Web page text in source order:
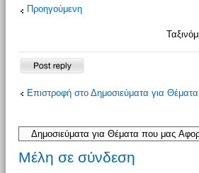
Προηγούμενη
Δημιουργία
απάντησης
Επιστροφή στο Δημοσιεύματα για
Μέλη σε σύνδεση